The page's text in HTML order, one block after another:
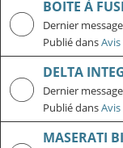
BOITE À
Dernier
Publié dans
DELTA
Dernier
Publié dans
MASERATI